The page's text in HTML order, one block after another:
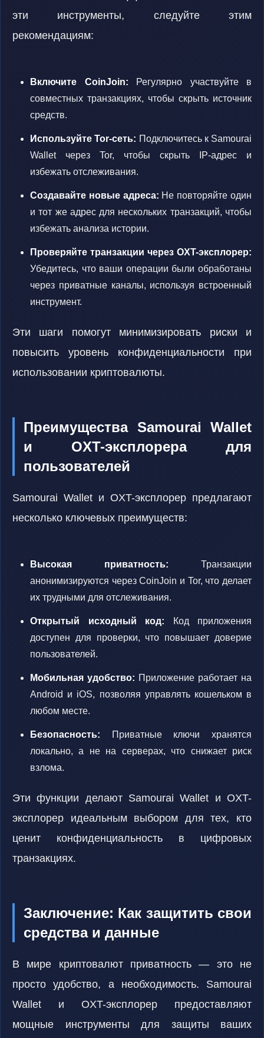
эти инструменты, следуйте этим
рекомендациям:
Включите CoinJoin: Регулярно участвуйте в
совместных транзакциях, чтобы скрыть источник
средств.
Используйте Tor-сеть: Подключитесь к Samourai
Wallet через Tor, чтобы скрыть IP-адрес и
избежать отслеживания.
Создавайте новые адреса: Не повторяйте один
и тот же адрес для нескольких транзакций, чтобы
избежать анализа истории.
Проверяйте транзакции через OXT-эксплорер:
Убедитесь, что ваши операции были обработаны
через приватные каналы, используя встроенный
инструмент.
Эти шаги помогут минимизировать риски и
повысить уровень конфиденциальности при
использовании криптовалюты.
Преимущества Samourai Wallet
и OXT-эксплорера для
пользователей
Samourai Wallet и OXT-эксплорер предлагают
несколько ключевых преимуществ:
Высокая приватность: Транзакции
анонимизируются через CoinJoin и Tor, что делает
их трудными для отслеживания.
Открытый исходный код: Код приложения
доступен для проверки, что повышает доверие
пользователей.
Мобильная удобство: Приложение работает на
Android и iOS, позволяя управлять кошельком в
любом месте.
Безопасность: Приватные ключи хранятся
локально, а не на серверах, что снижает риск
взлома.
Эти функции делают Samourai Wallet и OXT-
эксплорер идеальным выбором для тех, кто
ценит конфиденциальность в цифровых
транзакциях.
Заключение: Как защитить свои
средства и данные
В мире криптовалют приватность — это не
просто удобство, а необходимость. Samourai
Wallet и OXT-эксплорер предоставляют
мощные инструменты для защиты ваших